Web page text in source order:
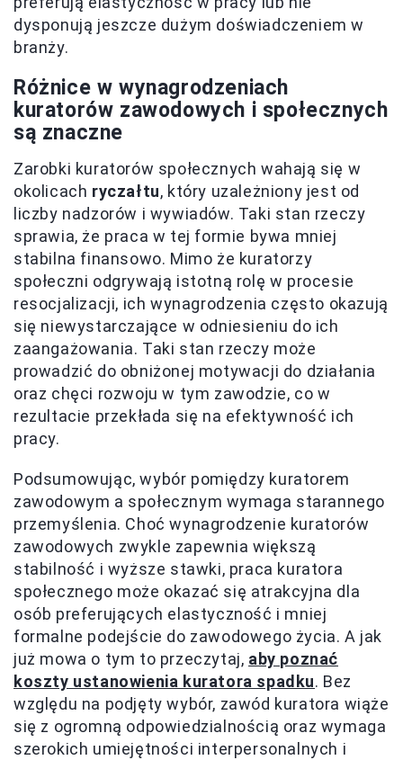
dysponują jeszcze dużym doświadczeniem w
branży.
Różnice w wynagrodzeniach
kuratorów zawodowych i społecznych
są znaczne
Zarobki kuratorów społecznych wahają się w
okolicach ryczałtu, który uzależniony jest od
liczby nadzorów i wywiadów. Taki stan rzeczy
sprawia, że praca w tej formie bywa mniej
stabilna finansowo. Mimo że kuratorzy
społeczni odgrywają istotną rolę w procesie
resocjalizacji, ich wynagrodzenia często okazują
się niewystarczające w odniesieniu do ich
zaangażowania. Taki stan rzeczy może
prowadzić do obniżonej motywacji do działania
oraz chęci rozwoju w tym zawodzie, co w
rezultacie przekłada się na efektywność ich
pracy.
Podsumowując, wybór pomiędzy kuratorem
zawodowym a społecznym wymaga starannego
przemyślenia. Choć wynagrodzenie kuratorów
zawodowych zwykle zapewnia większą
stabilność i wyższe stawki, praca kuratora
społecznego może okazać się atrakcyjna dla
osób preferujących elastyczność i mniej
formalne podejście do zawodowego życia. A jak
już mowa o tym to przeczytaj, aby poznać
koszty ustanowienia kuratora spadku. Bez
względu na podjęty wybór, zawód kuratora wiąże
się z ogromną odpowiedzialnością oraz wymaga
szerokich umiejętności interpersonalnych i